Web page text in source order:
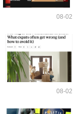
08-02
08-02